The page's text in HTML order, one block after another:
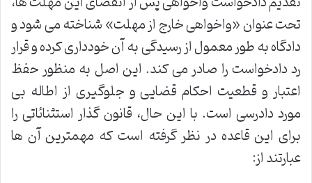
تحت عنوان «واخواهی خارج از مهلت» شناخته می شود و
دادگاه به طور معمول از رسیدگی به آن خودداری کرده و قرار
رد دادخواست را صادر می کند. این اصل به منظور حفظ
اعتبار و قطعیت احکام قضایی و جلوگیری از اطاله بی
مورد دادرسی است. با این حال، قانون گذار استثنائاتی را
برای این قاعده در نظر گرفته است که مهمترین آن ها
عبارتند از: